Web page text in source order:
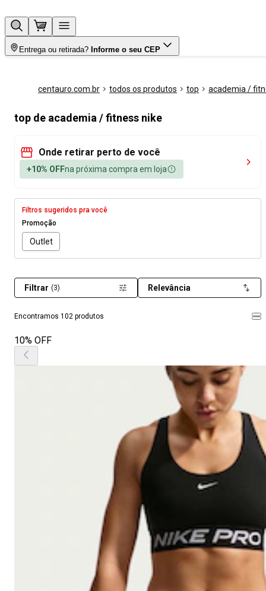
Entrega ou retirada? Informe o seu CEP
centauro.com.br todos os produtos top academia /
top de academia / fitness nike
Onde retirar perto de você
+10% OFFna próxima compra em loja
Filtros sugeridos pra você
Promoção
Outlet
Encontramos 102 produtos
Filtrar (3) Relevância
10% OFF